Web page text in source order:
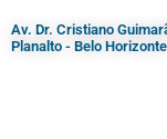
Av. Dr. Cristiano
Planalto - Belo